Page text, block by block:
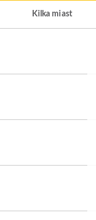
Kilka miast